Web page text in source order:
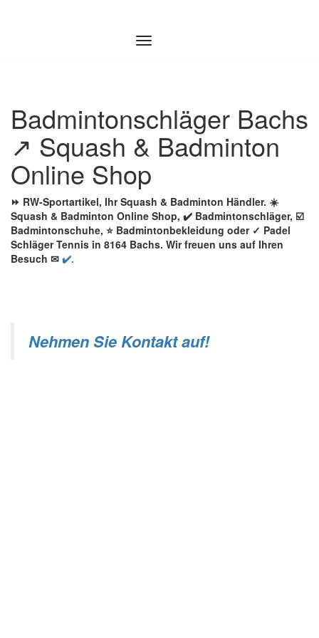
Badmintonschläger Bachs
↗️ Squash & Badminton
Online Shop
⏩ RW-Sportartikel, Ihr Squash & Badminton Händler. ☀️
Squash & Badminton Online Shop, ✔️ Badmintonschläger, ☑️
Badmintonschuhe, ⭐ Badmintonbekleidung oder ✓ Padel
Schläger Tennis in 8164 Bachs. Wir freuen uns auf Ihren
Besuch ✉ ✔️.
Nehmen Sie Kontakt auf!